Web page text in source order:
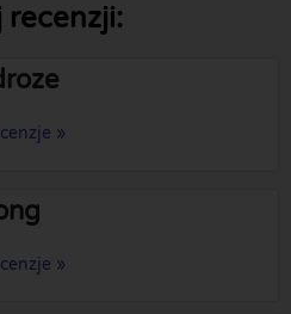
recenzji:
»
»